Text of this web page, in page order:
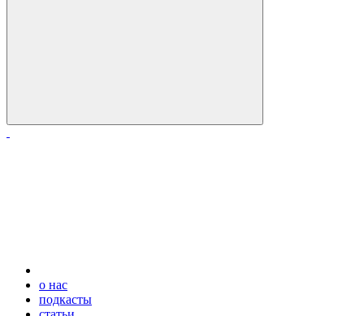
о нас
подкасты